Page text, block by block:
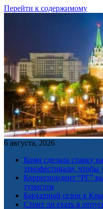
Перейти к содержимому
6 августа, 2026
Коми сделала ставку
этнофестивали, чтобы
Корреспондент “РГ”
туристов
Бархатный сезон в
Стоит ли ехать в